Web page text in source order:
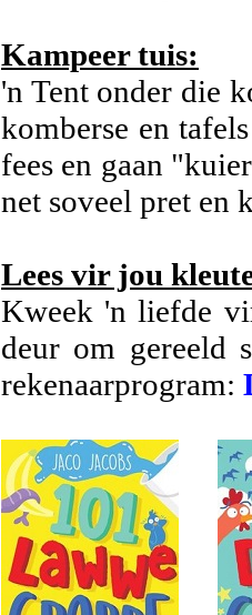
Kampeer tuis:
'n Tent onder die
komberse en
fees en gaan
net soveel pret en
Lees vir jou
Kweek 'n liefde
deur om gereeld
rekenaarprogram: